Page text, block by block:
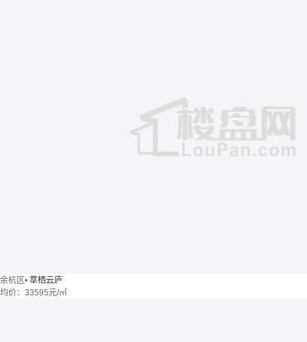
余杭区• 萃栖云庐
均价： 33595元/㎡